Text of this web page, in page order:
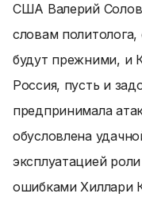
США Валерий
словам
будут прежними, и
Россия, пусть и
предпринимала
обусловлена
эксплуатацией
ошибками Хиллари